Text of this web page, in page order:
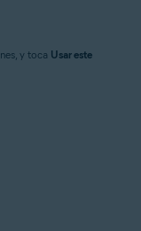
y toca Usar este